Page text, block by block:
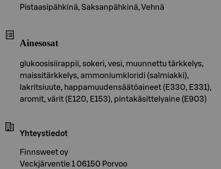
Pistaasipähkinä, Saksanpähkinä, Vehnä
Ainesosat
glukoosisiirappii, sokeri, vesi, muunnettu tärkkelys,
maissitärkkelys, ammoniumkloridi (salmiakki),
lakritsiuute, happamuudensäätöaineet (E330, E331),
aromit, värit (E120, E153), pintakäsittelyaine (E903)
Yhteystiedot
Finnsweet oy
Veckjärventie 1 06150 Porvoo